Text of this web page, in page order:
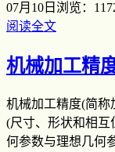
07月10日 浏览：
阅读全文
机械加工精
机械加工精度(简称
(尺寸、形状和相互
何参数与理想几何